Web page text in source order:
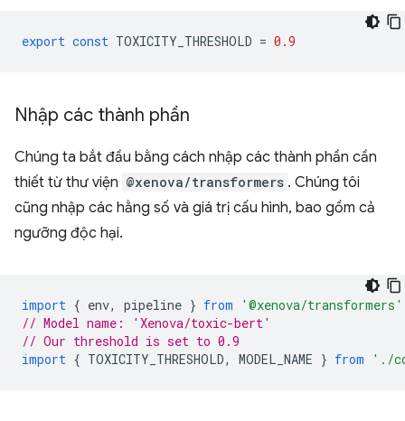
export const TOXICITY_THRESHOLD = 0.9
Nhập các thành phần
Chúng ta bắt đầu bằng cách nhập các thành phần cần
thiết từ thư viện @xenova/transformers . Chúng tôi
cũng nhập các hằng số và giá trị cấu hình, bao gồm cả
ngưỡng độc hại.
import { env, pipeline } from '@xenova/transformers'
// Model name: 'Xenova/toxic-bert'
// Our threshold is set to 0.9
import { TOXICITY_THRESHOLD, MODEL_NAME } from './